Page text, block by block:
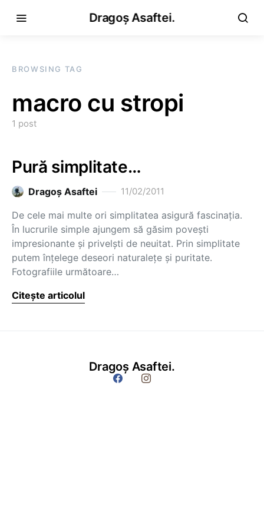
Dragoș Asaftei.
BROWSING TAG
macro cu stropi
1 post
Pură simplitate…
Dragoş Asaftei 11/02/2011
De cele mai multe ori simplitatea asigură fascinaţia.
În lucrurile simple ajungem să găsim poveşti
impresionante şi privelşti de neuitat. Prin simplitate
putem înţelege deseori naturaleţe şi puritate.
Fotografiile următoare…
Citește articolul
Dragoș Asaftei.